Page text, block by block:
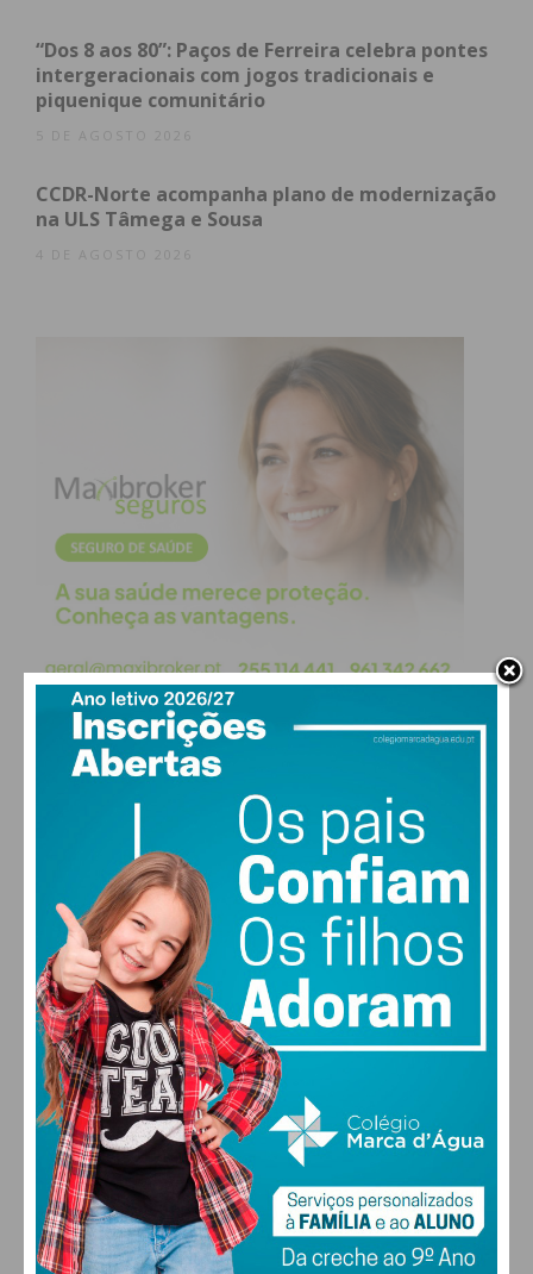
“Dos 8 aos 80”: Paços de Ferreira celebra pontes
intergeracionais com jogos tradicionais e
piquenique comunitário
5 DE AGOSTO 2026
CCDR-Norte acompanha plano de modernização
na ULS Tâmega e Sousa
4 DE AGOSTO 2026
PAÇOS DE FERREIRA